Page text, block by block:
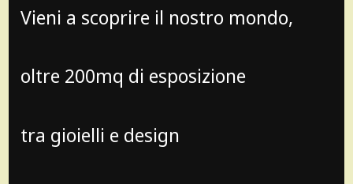
Vieni a scoprire il nostro mondo,
oltre 200mq di esposizione
tra gioielli e design